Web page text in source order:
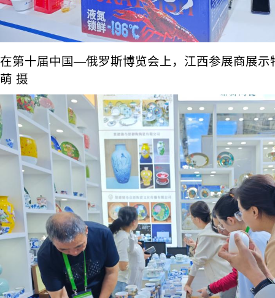
在第十届中国—俄罗斯博览会上，江西参展商展示
萌 摄